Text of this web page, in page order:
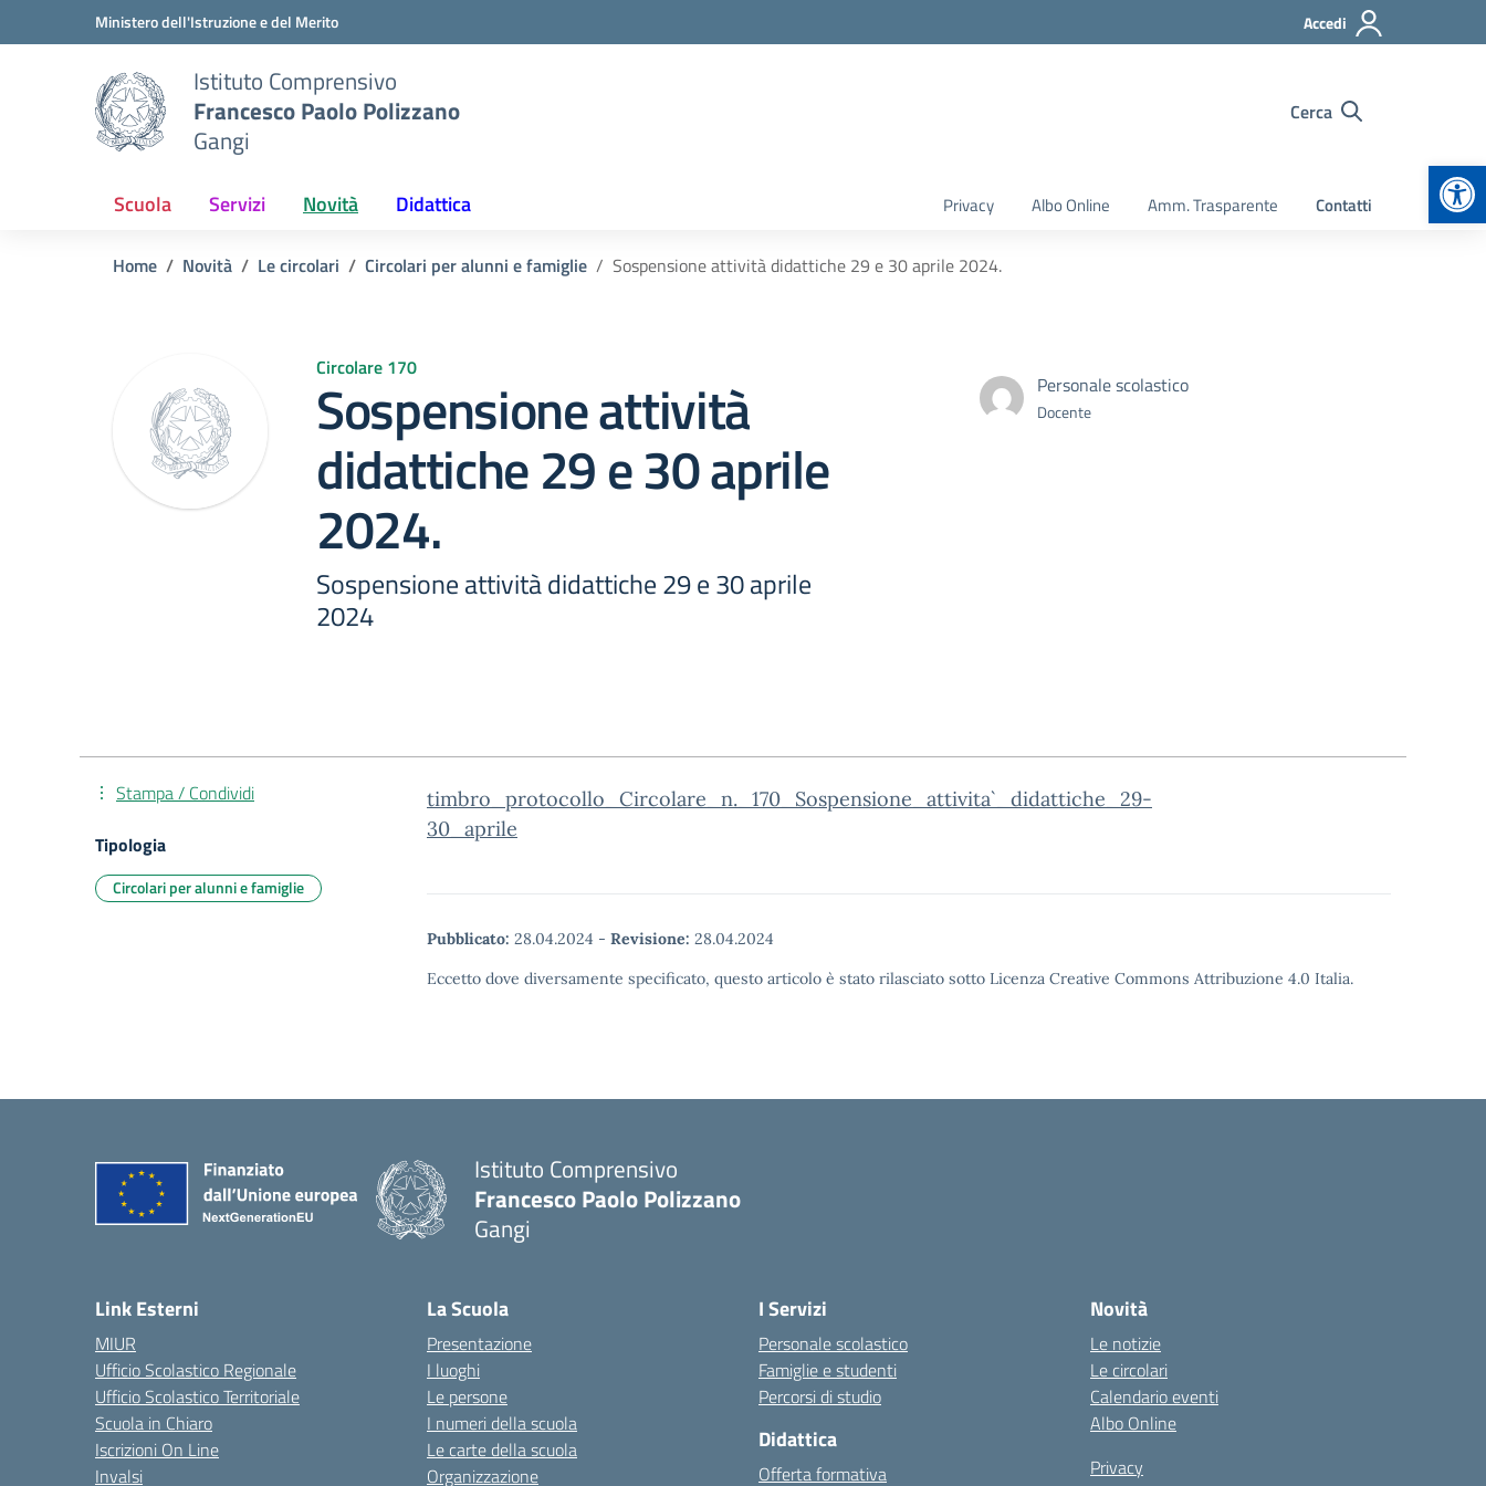
Vai ai contenuti
Vai al menu di navigazioneMinistero dell'Istruzione e del Merito Accedi
Istituto Comprensivo
Francesco Paolo Polizzano
Gangi
Cerca
Scuola Servizi Novità Didattica Privacy Albo Online Amm. Trasparente Contatti
Home Novità Le circolari Circolari per alunni e famiglie Sospensione attività didattiche 29 e 30 aprile 2024.
Circolare 170
Sospensione attività
didattiche 29 e 30 aprile
2024.
Sospensione attività didattiche 29 e 30 aprile
2024
Personale scolastico
Docente
timbro_protocollo_Circolare_n._170_Sospensione_attivita`_didattiche_29-
30_aprile
Pubblicato: 28.04.2024 - Revisione: 28.04.2024
Eccetto dove diversamente specificato, questo articolo è stato rilasciato sotto Licenza Creative Commons Attribuzione 4.0 Italia.
Stampa / Condividi
Tipologia
Circolari per alunni e famiglie
Istituto Comprensivo
Francesco Paolo Polizzano
Gangi
Link Esterni
MIUR
Ufficio Scolastico Regionale
Ufficio Scolastico Territoriale
Scuola in Chiaro
Iscrizioni On Line
Invalsi
La Scuola
Presentazione
I luoghi
Le persone
I numeri della scuola
Le carte della scuola
Organizzazione
I Servizi
Personale scolastico
Famiglie e studenti
Percorsi di studio
Didattica
Offerta formativa
Novità
Le notizie
Le circolari
Calendario eventi
Albo Online
Privacy